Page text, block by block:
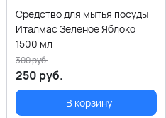
Средство для мытья посуды
Италмас Зеленое Яблоко
1500 мл
250 руб.
300руб.
В корзину